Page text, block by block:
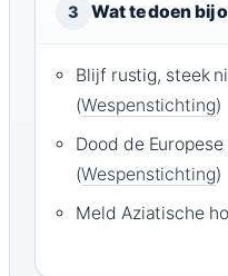
3 Wat te doen bij
Blijf rustig, steek
(Wespenstichting)
Dood de
(Wespenstichting)
Meld Aziatische